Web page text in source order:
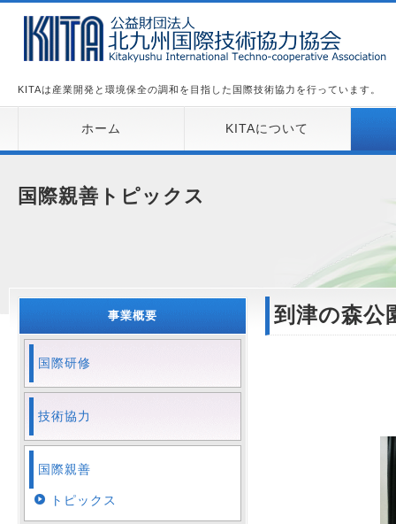
KITAは産業開発と環境保全の調和を目指した国際技術協力を行っています。
ホーム KITAについて
国際親善トピックス
到津の森公
事業概要
国際研修
技術協力
国際親善
トピックス